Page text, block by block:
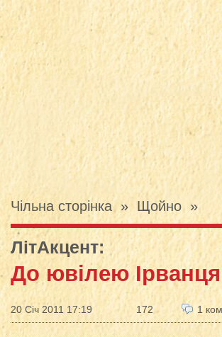
Чільна сторінка» Щойно »
ЛітАкцент:
До ювілею
20 Січ 2011 17:19 172 1